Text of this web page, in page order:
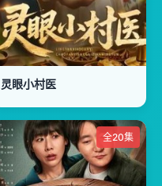
灵眼小村医
全20集